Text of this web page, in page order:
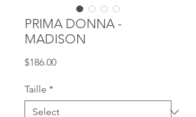
PRIMA DONNA -
MADISON
$186.00Price
Taille *